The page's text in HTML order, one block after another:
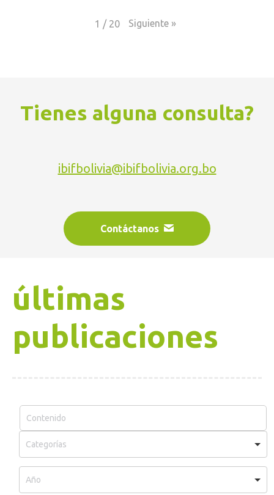
1 / 20 Siguiente »
Tienes alguna consulta?
ibifbolivia@ibifbolivia.org.bo
Contáctanos
últimas
publicaciones